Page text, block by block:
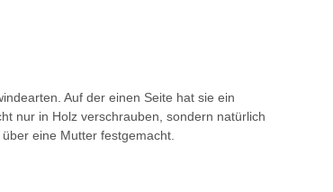
Auf der einen Seite hat sie ein
nur in Holz verschrauben, sondern natürlich
eine Mutter festgemacht.